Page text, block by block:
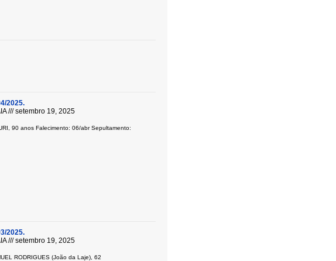
2025.
setembro 19, 2025
90 anos Falecimento: 06/abr Sepultamento:
2025.
setembro 19, 2025
RODRIGUES (João da Laje), 62